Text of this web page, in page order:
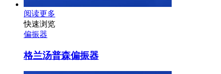
阅读更多
快速浏览
偏振器
格兰汤普森偏振器